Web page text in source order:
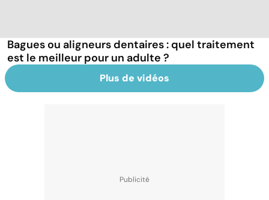
Bagues ou aligneurs dentaires : quel traitement
est le meilleur pour un adulte ?
Plus de vidéos